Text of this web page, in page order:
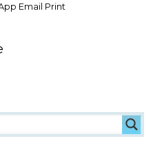
Email Print